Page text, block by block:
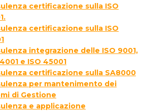
certificazione sulla ISO
certificazione sulla ISO
integrazione delle ISO 9001,
e ISO 45001
certificazione sulla SA8000
per mantenimento dei
di Gestione
e applicazione